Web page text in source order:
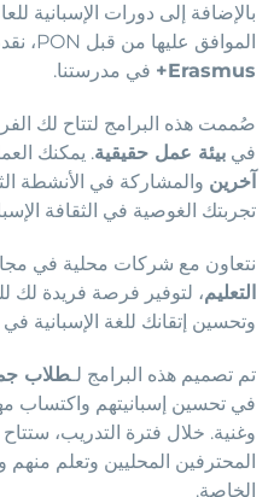
بالإضافة إلى دورات الإسبانية
الموافق عليها من قبل PON، نقدم أيضًا برامج عمل و
Erasmus+ في مدرستنا.
صُممت هذه البرامج لتتاح لك
في بيئة عمل حقيقية. يمكنك
آخرينوالمشاركة في الأنشطة
تجربتك الغوصية في الثقافة
نتعاون مع شركات محلية في
التعليم، لتوفير فرصة فريدة لك
وتحسين إتقانك للغة الإسبانية في
تم تصميم هذه البرامج لـطلاب
في تحسين إسبانيتهم واكتساب
وغنية. خلال فترة التدريب،
المحترفين المحليين وتعلم منهم و
الخاصة.